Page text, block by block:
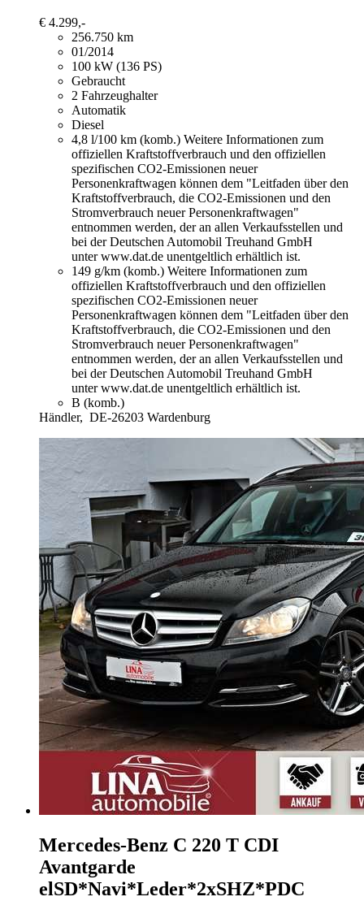
€ 4.299,-
256.750 km
01/2014
100 kW (136 PS)
Gebraucht
2 Fahrzeughalter
Automatik
Diesel
4,8 l/100 km (komb.) Weitere Informationen zum
offiziellen Kraftstoffverbrauch und den offiziellen
spezifischen CO2-Emissionen neuer
Personenkraftwagen können dem "Leitfaden über den
Kraftstoffverbrauch, die CO2-Emissionen und den
Stromverbrauch neuer Personenkraftwagen"
entnommen werden, der an allen Verkaufsstellen und
bei der Deutschen Automobil Treuhand GmbH
unter www.dat.de unentgeltlich erhältlich ist.
149 g/km (komb.) Weitere Informationen zum
offiziellen Kraftstoffverbrauch und den offiziellen
spezifischen CO2-Emissionen neuer
Personenkraftwagen können dem "Leitfaden über den
Kraftstoffverbrauch, die CO2-Emissionen und den
Stromverbrauch neuer Personenkraftwagen"
entnommen werden, der an allen Verkaufsstellen und
bei der Deutschen Automobil Treuhand GmbH
unter www.dat.de unentgeltlich erhältlich ist.
B (komb.)
Händler, DE-26203 Wardenburg
Mercedes-Benz C 220 T CDI
Avantgarde
elSD*Navi*Leder*2xSHZ*PDC